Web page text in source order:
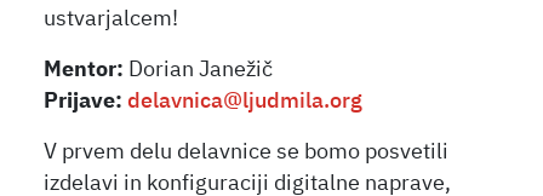
ustvarjalcem!
Mentor: Dorian Janežič
Prijave: delavnica@ljudmila.org
V prvem delu delavnice se bomo posvetili
izdelavi in konfiguraciji digitalne naprave,